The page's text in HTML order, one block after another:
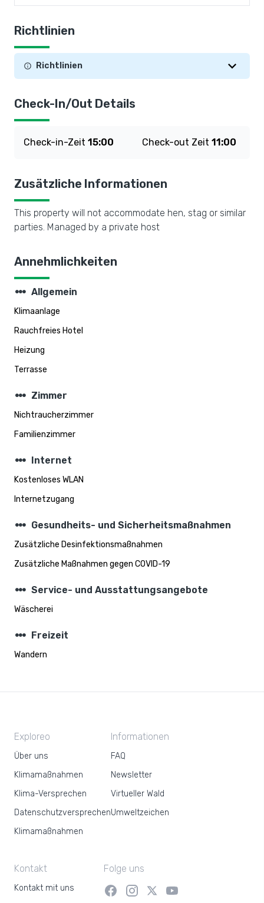
Richtlinien
Richtlinien
Check-In/Out Details
Check-in-Zeit 15:00 Check-out Zeit 11:00
Zusätzliche Informationen
This property will not accommodate hen, stag or similar
parties. Managed by a private host
Annehmlichkeiten
steppers Allgemein
Klimaanlage
Rauchfreies Hotel
Heizung
Terrasse
steppers Zimmer
Nichtraucherzimmer
Familienzimmer
steppers Internet
Kostenloses WLAN
Internetzugang
steppers Gesundheits- und Sicherheitsmaßnahmen
Zusätzliche Desinfektionsmaßnahmen
Zusätzliche Maßnahmen gegen COVID-19
steppers Service- und Ausstattungsangebote
Wäscherei
steppers Freizeit
Wandern
Exploreo
Über uns
Klimamaßnahmen
Klima-Versprechen
Datenschutzversprechen
Klimamaßnahmen
Informationen
FAQ
Newsletter
Virtueller Wald
Umweltzeichen
Kontakt
Kontakt mit uns
Folge uns